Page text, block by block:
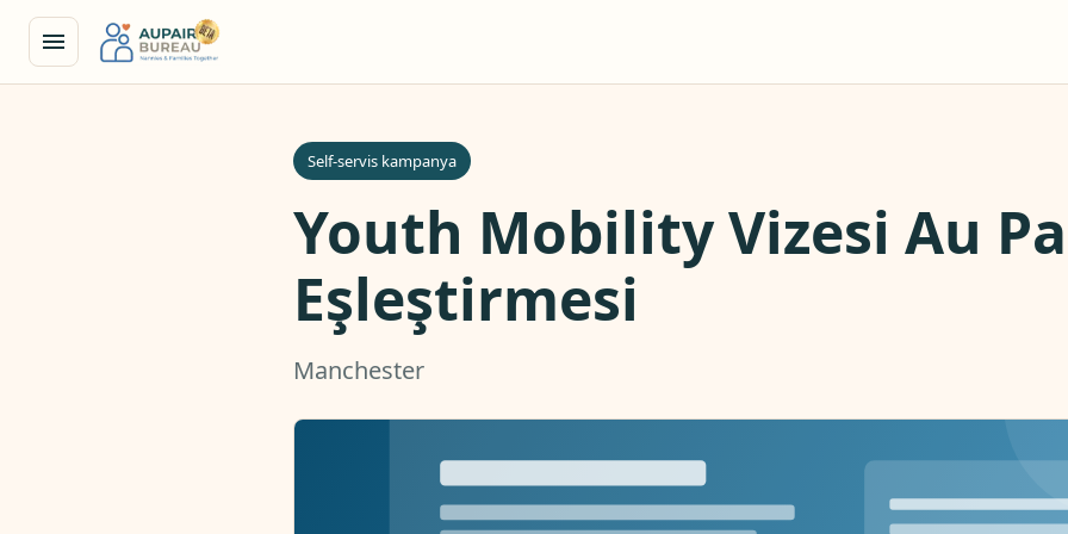
Self-servis kampanya
Youth Mobility Vizesi Au
Eşleştirmesi
Manchester